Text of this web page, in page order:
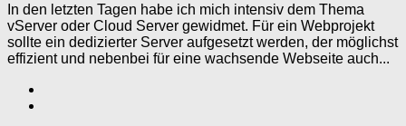
In den letzten Tagen habe ich mich intensiv dem Thema
vServer oder Cloud Server gewidmet. Für ein Webprojekt
sollte ein dedizierter Server aufgesetzt werden, der möglichst
effizient und nebenbei für eine wachsende Webseite auch...